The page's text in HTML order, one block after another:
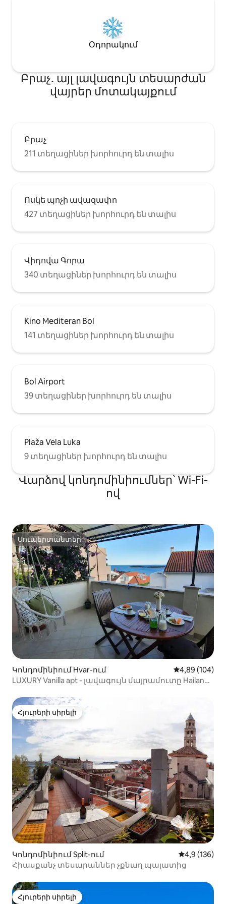
Օդորակում
Բրաչ․ այլ լավագույն տեսարժան
վայրեր մոտակայքում
Բրաչ
211 տեղացիներ խորհուրդ են տալիս
Ոսկե պոչի ավազափո
427 տեղացիներ խորհուրդ են տալիս
Վիդովա Գորա
340 տեղացիներ խորհուրդ են տալիս
Kino Mediteran Bol
141 տեղացիներ խորհուրդ են տալիս
Bol Airport
39 տեղացիներ խորհուրդ են տալիս
Plaža Vela Luka
9 տեղացիներ խորհուրդ են տալիս
Վարձով կոնդոմինիումներ՝ Wi-Fi-
ով
Սուպերտանտեր
Սուպերտանտեր
Կոնդոմինիում Hvar-ում Միջին
4,89 (104)
LUXURY Vanilla apt - լավագույն մայրամուտը Hailand -
Հյուրերի սիրելի
Հյուրերի սիրելի
Կոնդոմինիում Split-ում Միջին
4,9 (136)
Հիասքանչ տեսարաններ չքնաղ պալատից
Հյուրերի սիրելի
Հյուրերի սիրելի